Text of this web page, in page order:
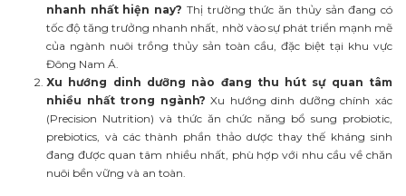
nhanh nhất hiện nay? Thị trường thức ăn thủy sản đang có
tốc độ tăng trưởng nhanh nhất, nhờ vào sự phát triển mạnh mẽ
của ngành nuôi trồng thủy sản toàn cầu, đặc biệt tại khu vực
Đông Nam Á.
Xu hướng dinh dưỡng nào đang thu hút sự quan tâm
nhiều nhất trong ngành? Xu hướng dinh dưỡng chính xác
(Precision Nutrition) và thức ăn chức năng bổ sung probiotic,
prebiotics, và các thành phần thảo dược thay thế kháng sinh
đang được quan tâm nhiều nhất, phù hợp với nhu cầu về chăn
nuôi bền vững và an toàn.